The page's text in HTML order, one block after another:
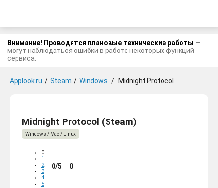
Внимание! Проводятся плановые технические работы —
могут наблюдаться ошибки в работе некоторых функций
сервиса.
Applook.ru / Steam / Windows / Midnight Protocol
Midnight Protocol (Steam)
Windows / Mac / Linux
0
1
2
3
4
5
0/5 0